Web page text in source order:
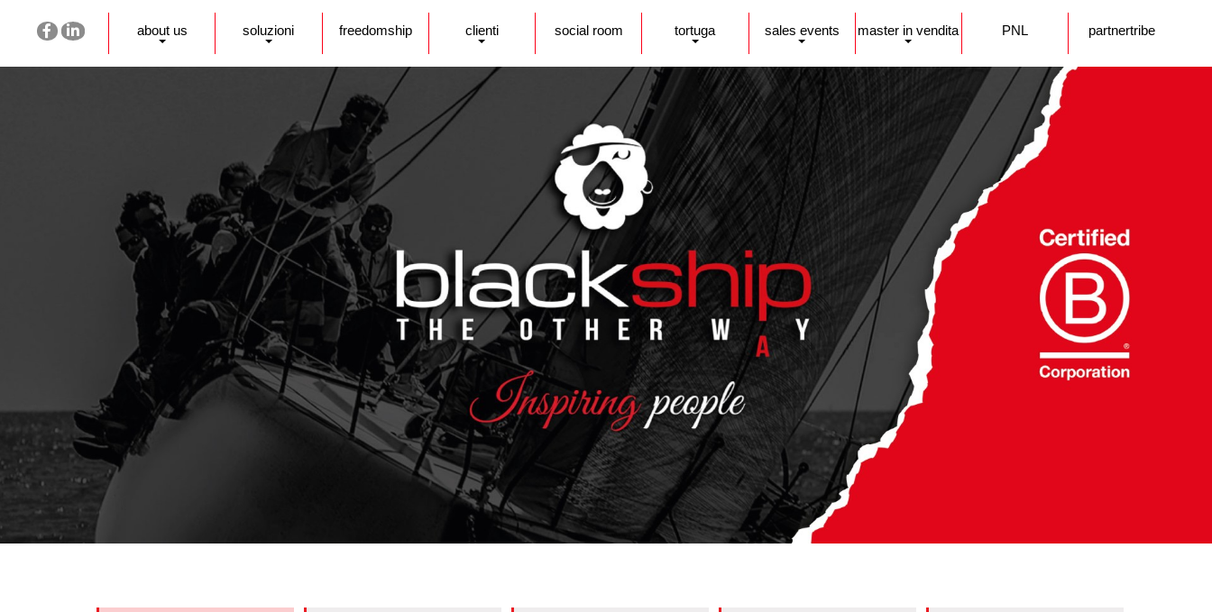
about us soluzioni freedomship clienti social room tortuga sales events master in vendita PNL partnertribe